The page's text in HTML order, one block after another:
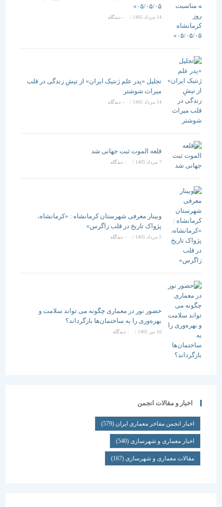
۰۵/۰۵/۰۵»
/ ۰ دیدگاه
تجلیل «پدر علم ژنتیک ایران» از تپشِ زندگی در قلب
میراث شوشتر
14 مرداد 1405 / ۰ دیدگاه
قلعه الموت ثبت جهانی شد
/ ۰ دیدگاه
وبینار معرفی شهرستان کرمانشاه : «کرمانشاه،
پژواک تاریخ در قلب زاگرس»
5 مرداد 1405 / ۰ دیدگاه
حضور نور در معماری چگونه می تواند سلامت و
بهره‌وری را به ساختمان‌ها بازگرداند؟
/ ۰ دیدگاه
اخبار و مقالات انجمن
اخبار انجمن مفاخر معماری ایران (579)
اخبار معماری و شهرسازی(540)
مقالات معماری و شهرسازی(167)